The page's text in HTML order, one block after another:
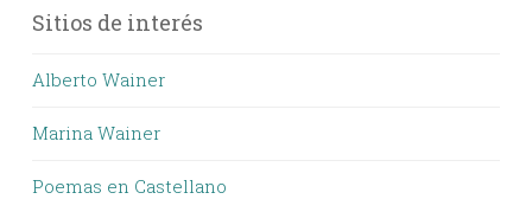
Sitios de interés
Alberto Wainer
Marina Wainer
Poemas en Castellano